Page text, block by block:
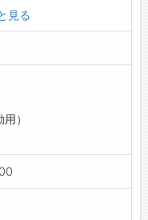
す。
ごとのチームで行い
られていますが、一つ
業、スタッフが存在
よう、常に仲間やリ
ョンをとりながら作業
資格等は特にありま
ころから♪
、未経験の方でも安
とんどが未経験から
気があれば十分で
えるところから始ま
さい＾＾
るお仕事をお願いい
見る
）